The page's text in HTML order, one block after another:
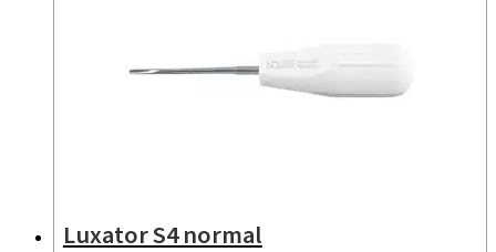
Luxator S4 normal